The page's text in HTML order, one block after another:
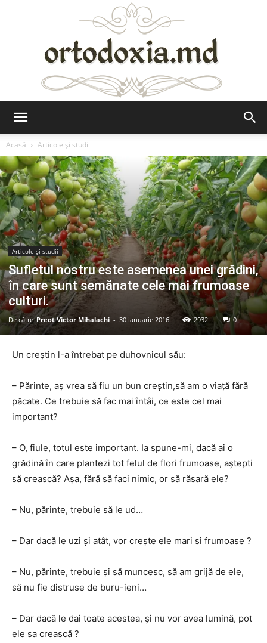
Acasă
Articole şi studii
Articole şi studii
Sufletul nostru este asemenea unei grădini,
în care sunt semănate cele mai frumoase
culturi.
De către Preot Victor Mihalachi - 30 ianuarie 2016 2932 0
Un creştin l-a întrebat pe duhovnicul său:
– Părinte, aş vrea să fiu un bun creştin,să am o viaţă fără
păcate. Ce trebuie să fac mai întâi, ce este cel mai
important?
– O, fiule, totul este important. Ia spune-mi, dacă ai o
grădină în care plantezi tot felul de flori frumoase, aştepti
să crească? Aşa, fără să faci nimic, or să răsară ele?
– Nu, părinte, trebuie să le ud…
– Dar dacă le uzi şi atât, vor creşte ele mari si frumoase ?
– Nu, părinte, trebuie şi să muncesc, să am grijă de ele,
să nu fie distruse de buru-ieni…
– Dar dacă le dai toate acestea, şi nu vor avea lumină, pot
ele sa crească ?